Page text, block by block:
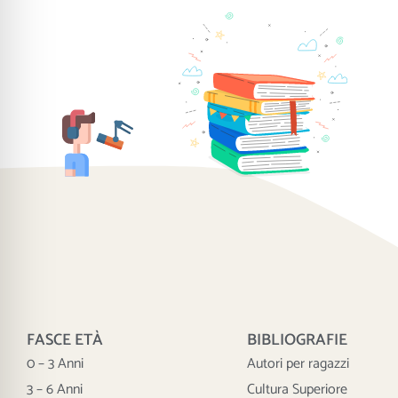
FASCE ETÀ
0 – 3 Anni
3 – 6 Anni
BIBLIOGRAFIE
Autori per ragazzi
Cultura Superiore